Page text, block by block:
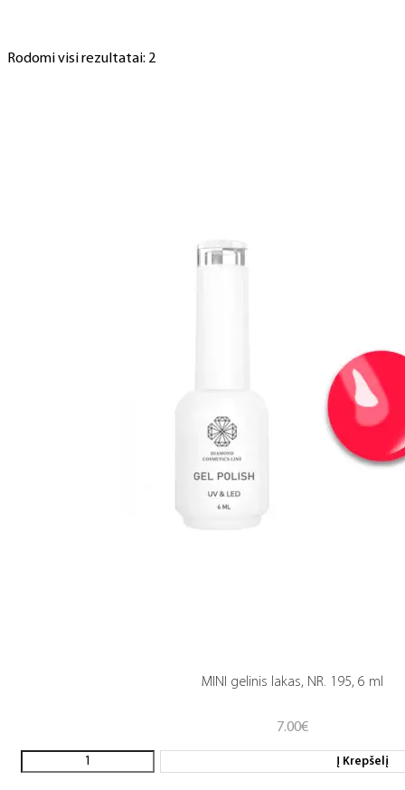
Rodomi visi rezultatai: 2
MINI gelinis lakas, NR. 195, 6 ml
7.00€
Į Krepšelį